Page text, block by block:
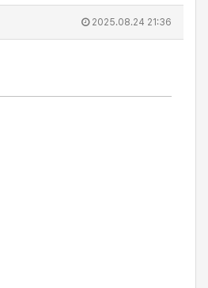
2025.08.24 21:36